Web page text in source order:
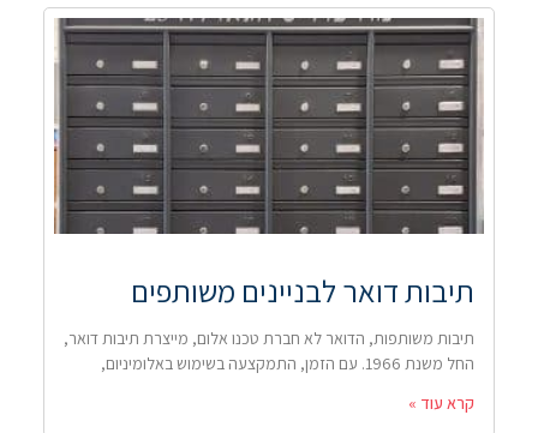
תיבות דואר לבניינים משותפים
תיבות משותפות, הדואר לא חברת טכנו אלום, מייצרת תיבות דואר,
החל משנת 1966. עם הזמן, התמקצעה בשימוש באלומיניום,
קרא עוד »